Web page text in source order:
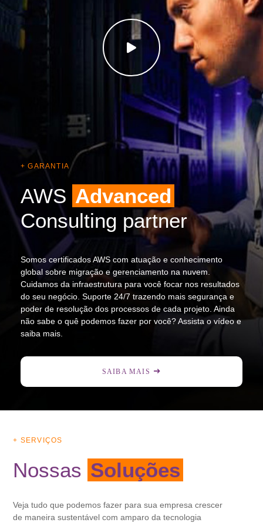
+ GARANTIA
AWS Advanced
Consulting partner
Somos certificados AWS com atuação e conhecimento
global sobre migração e gerenciamento na nuvem.
Cuidamos da infraestrutura para você focar nos resultados
do seu negócio. Suporte 24/7 trazendo mais segurança e
poder de resolução dos processos de cada projeto. Ainda
não sabe o quê podemos fazer por você? Assista o vídeo e
saiba mais.
SAIBA MAIS
+ SERVIÇOS
Nossas Soluções
Veja tudo que podemos fazer para sua empresa crescer
de maneira sustentável com amparo da tecnologia